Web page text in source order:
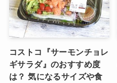
コストコ『サーモンチョレ
ギサラダ』のおすすめ度
は？ 気になるサイズや食